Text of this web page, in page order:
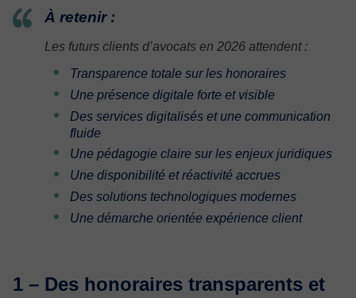
À retenir :
Les futurs clients d’avocats en 2026 attendent :
Transparence totale sur les honoraires
Une présence digitale forte et visible
Des services digitalisés et une communication
fluide
Une pédagogie claire sur les enjeux juridiques
Une disponibilité et réactivité accrues
Des solutions technologiques modernes
Une démarche orientée expérience client
1 – Des honoraires transparents et